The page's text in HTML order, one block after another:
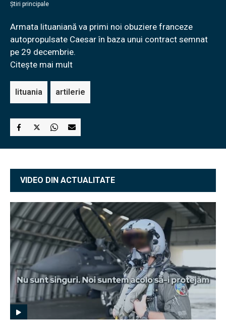
Știri principale
Armata lituaniană va primi noi obuziere franceze
autopropulsate Caesar în baza unui contract semnat
pe 29 decembrie.
Citește mai mult
lituania artilerie
VIDEO DIN ACTUALITATE